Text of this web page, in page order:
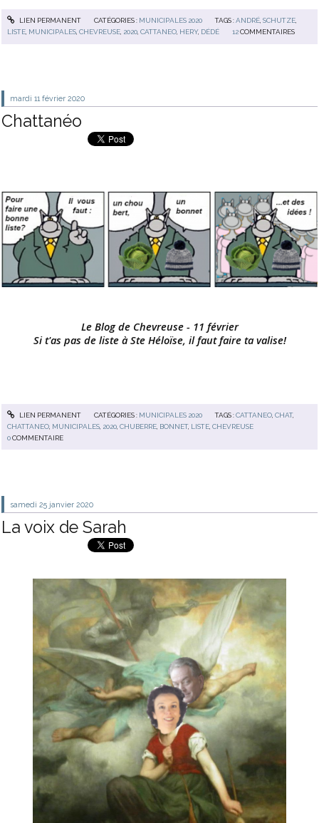
LIEN PERMANENT CATÉGORIES : MUNICIPALES 2020 TAGS :ANDRÉ,SCHUTZE,
LISTE, MUNICIPALES,CHEVREUSE, 2020,CATTANEO, HERY, DÉDÉ 12 COMMENTAIRES
mardi 11 février 2020
Chattanéo
Le Blog de Chevreuse - 11 février
Si t'as pas de liste à Ste Héloïse, il faut faire ta valise!
LIEN PERMANENT CATÉGORIES : MUNICIPALES 2020 TAGS :CATTANEO,CHAT,
CHATTANEO, MUNICIPALES, 2020,CHUBERRE, BONNET, LISTE,CHEVREUSE
0COMMENTAIRE
samedi 25 janvier 2020
La voix de Sarah